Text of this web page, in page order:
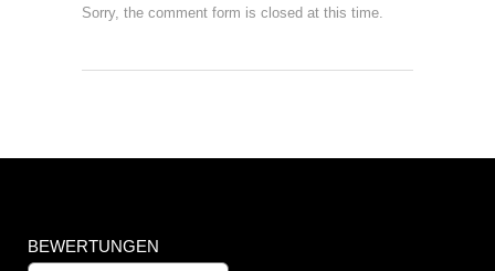
Sorry, the comment form is closed at this time.
BEWERTUNGEN